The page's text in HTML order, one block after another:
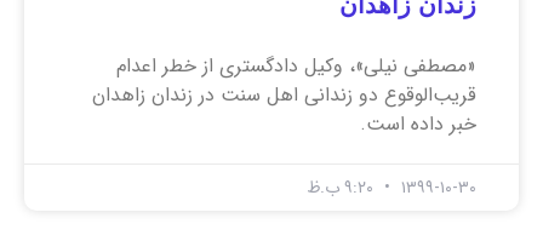
«مصطفی نیلی»، وکیل دادگستری از خطر اعدام
قریب‌الوقوع دو زندانی اهل سنت در زندان زاهدان
خبر داده است.
۱۳۹۹-۱۰-۳۰